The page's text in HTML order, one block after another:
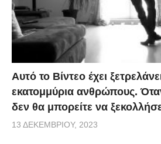
Αυτό το Βίντεο έχει
εκατομμύρια ανθρώπους. Όταν
δεν θα μπορείτε να
13 ΔΕΚΕΜΒΡΊΟΥ, 2023